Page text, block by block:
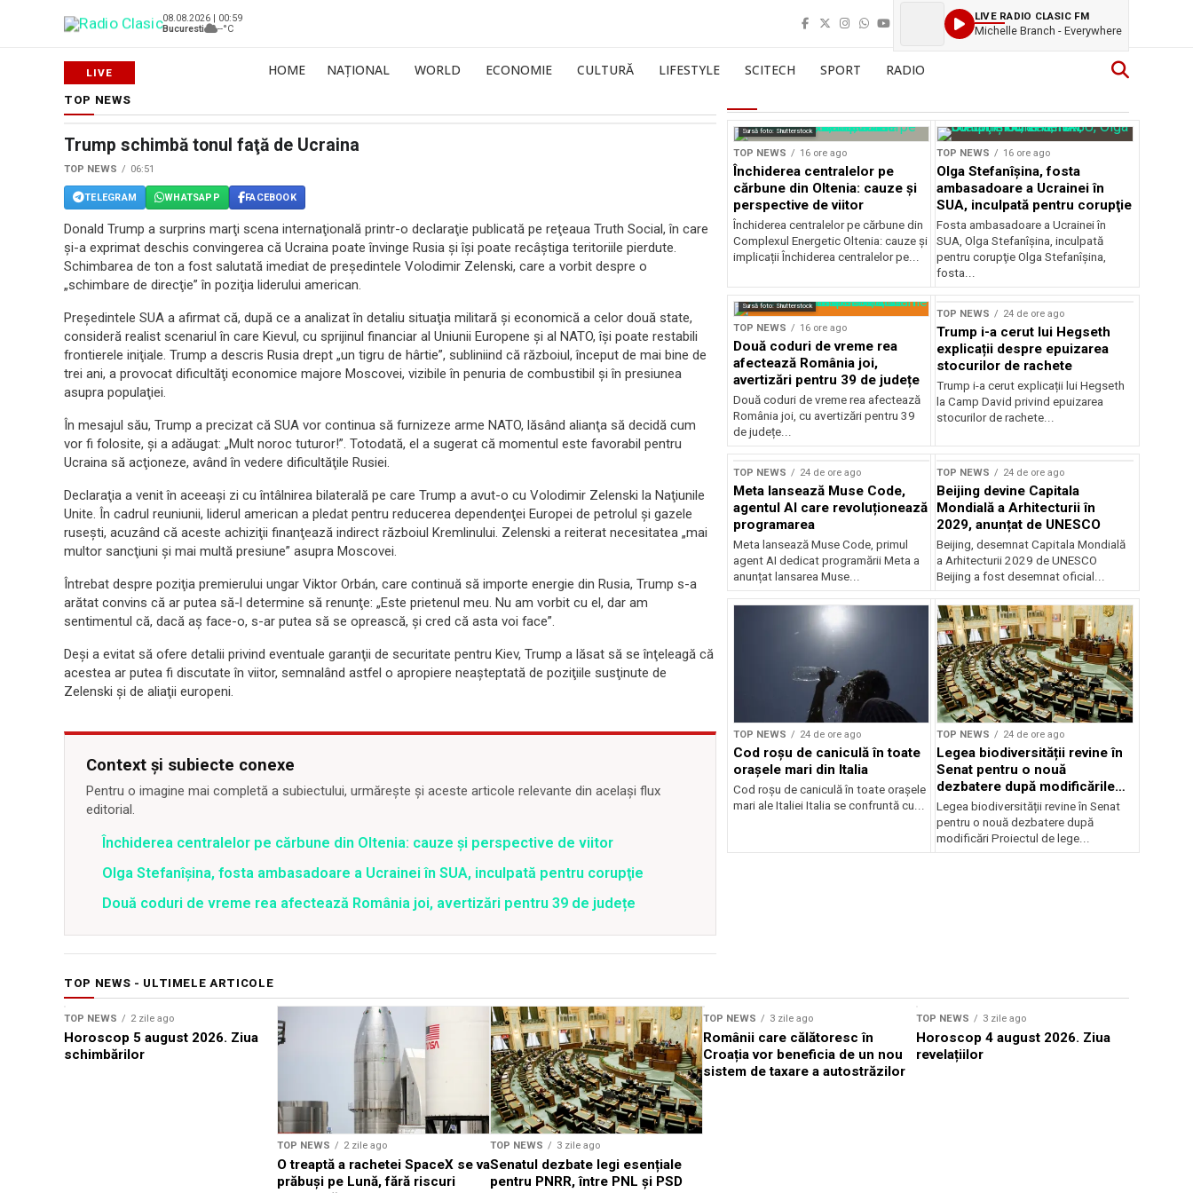
08.08.2026 | 00:59
Bucuresti
--°C
LIVE RADIO CLASIC FM
Michelle Branch - Everywhere
HOME NAȚIONAL WORLD ECONOMIE CULTURĂ LIFESTYLE SCITECH SPORT RADIO
TOP NEWS
Trump schimbă tonul faţă de Ucraina
TOP NEWS 06:51
TELEGRAM WHATSAPP FACEBOOK
Donald Trump a surprins marţi scena internaţională printr-o declaraţie publicată pe reţeaua Truth Social, în care
şi-a exprimat deschis convingerea că Ucraina poate învinge Rusia şi îşi poate recâştiga teritoriile pierdute.
Schimbarea de ton a fost salutată imediat de preşedintele Volodimir Zelenski, care a vorbit despre o
„schimbare de direcţie” în poziţia liderului american.
Preşedintele SUA a afirmat că, după ce a analizat în detaliu situaţia militară şi economică a celor două state,
consideră realist scenariul în care Kievul, cu sprijinul financiar al Uniunii Europene şi al NATO, îşi poate restabili
frontierele iniţiale. Trump a descris Rusia drept „un tigru de hârtie”, subliniind că războiul, început de mai bine de
trei ani, a provocat dificultăţi economice majore Moscovei, vizibile în penuria de combustibil şi în presiunea
asupra populaţiei.
În mesajul său, Trump a precizat că SUA vor continua să furnizeze arme NATO, lăsând alianţa să decidă cum
vor fi folosite, şi a adăugat: „Mult noroc tuturor!”. Totodată, el a sugerat că momentul este favorabil pentru
Ucraina să acţioneze, având în vedere dificultăţile Rusiei.
Declaraţia a venit în aceeaşi zi cu întâlnirea bilaterală pe care Trump a avut-o cu Volodimir Zelenski la Naţiunile
Unite. În cadrul reuniunii, liderul american a pledat pentru reducerea dependenţei Europei de petrolul şi gazele
ruseşti, acuzând că aceste achiziţii finanţează indirect războiul Kremlinului. Zelenski a reiterat necesitatea „mai
multor sancţiuni şi mai multă presiune” asupra Moscovei.
Întrebat despre poziţia premierului ungar Viktor Orbán, care continuă să importe energie din Rusia, Trump s-a
arătat convins că ar putea să-l determine să renunţe: „Este prietenul meu. Nu am vorbit cu el, dar am
sentimentul că, dacă aş face-o, s-ar putea să se oprească, şi cred că asta voi face”.
Deşi a evitat să ofere detalii privind eventuale garanţii de securitate pentru Kiev, Trump a lăsat să se înţeleagă că
acestea ar putea fi discutate în viitor, semnalând astfel o apropiere neaşteptată de poziţiile susţinute de
Zelenski şi de aliaţii europeni.
Context și subiecte conexe
Pentru o imagine mai completă a subiectului, urmărește și aceste articole relevante din același flux
editorial.
Închiderea centralelor pe cărbune din Oltenia: cauze și perspective de viitor
Olga Stefanîşina, fosta ambasadoare a Ucrainei în SUA, inculpată pentru corupţie
Două coduri de vreme rea afectează România joi, avertizări pentru 39 de județe
Sursă foto: Shutterstock
TOP NEWS 16 ore ago
Închiderea centralelor pe
cărbune din Oltenia: cauze și
perspective de viitor
Închiderea centralelor pe cărbune din
Complexul Energetic Oltenia: cauze și
implicații Închiderea centralelor pe...
TOP NEWS 16 ore ago
Olga Stefanîşina, fosta
ambasadoare a Ucrainei în
SUA, inculpată pentru corupţie
Fosta ambasadoare a Ucrainei în
SUA, Olga Stefanîşina, inculpată
pentru corupţie Olga Stefanîşina,
fosta...
Sursă foto: Shutterstock
TOP NEWS 16 ore ago
Două coduri de vreme rea
afectează România joi,
avertizări pentru 39 de județe
Două coduri de vreme rea afectează
România joi, cu avertizări pentru 39
de județe...
TOP NEWS 24 de ore ago
Trump i-a cerut lui Hegseth
explicații despre epuizarea
stocurilor de rachete
Trump i-a cerut explicații lui Hegseth
la Camp David privind epuizarea
stocurilor de rachete...
TOP NEWS 24 de ore ago
Meta lansează Muse Code,
agentul AI care revoluționează
programarea
Meta lansează Muse Code, primul
agent AI dedicat programării Meta a
anunțat lansarea Muse...
TOP NEWS 24 de ore ago
Beijing devine Capitala
Mondială a Arhitecturii în
2029, anunțat de UNESCO
Beijing, desemnat Capitala Mondială
a Arhitecturii 2029 de UNESCO
Beijing a fost desemnat oficial...
TOP NEWS 24 de ore ago
Cod roșu de caniculă în toate
orașele mari din Italia
Cod roșu de caniculă în toate orașele
mari ale Italiei Italia se confruntă cu...
TOP NEWS 24 de ore ago
Legea biodiversității revine în
Senat pentru o nouă
dezbatere după modificările
deputaților
Legea biodiversității revine în Senat
pentru o nouă dezbatere după
modificări Proiectul de lege...
TOP NEWS - ULTIMELE ARTICOLE
TOP NEWS 2 zile ago
Horoscop 5 august 2026. Ziua
schimbărilor
TOP NEWS 2 zile ago
O treaptă a rachetei SpaceX se va
prăbuși pe Lună, fără riscuri
TOP NEWS 3 zile ago
Senatul dezbate legi esențiale
pentru PNRR, între PNL și PSD
TOP NEWS 3 zile ago
Românii care călătoresc în
Croația vor beneficia de un nou
sistem de taxare a autostrăzilor
TOP NEWS 3 zile ago
Horoscop 4 august 2026. Ziua
revelațiilor